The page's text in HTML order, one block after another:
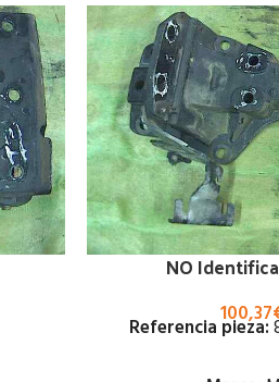
NO
100,37
Referencia pieza: